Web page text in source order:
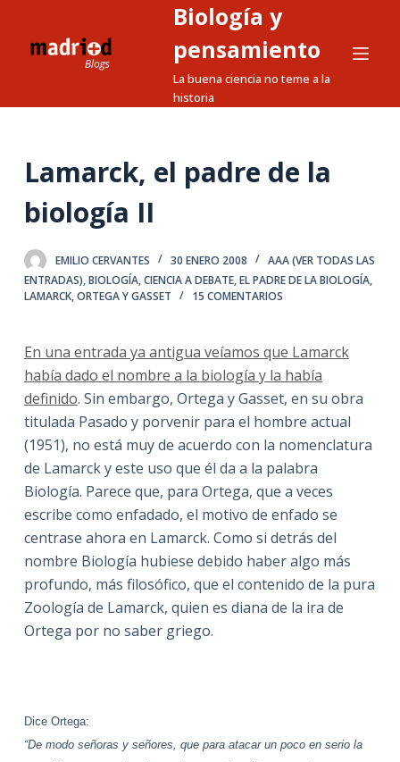
a
n
e
d
o
Biología y
pensamiento
La buena ciencia no teme a la
historia
Lamarck, el padre de la
biología II
EMILIO CERVANTES 30 ENERO 2008
AAA (VER TODAS LAS
ENTRADAS),BIOLOGÍA,CIENCIA A DEBATE,EL PADRE DE LA BIOLOGÍA,
LAMARCK,ORTEGA Y GASSET 15 COMENTARIOS
En una entrada ya antigua veíamos que Lamarck
había dado el nombre a la biología y la había
definido. Sin embargo, Ortega y Gasset, en su obra
titulada Pasado y porvenir para el hombre actual
(1951), no está muy de acuerdo con la nomenclatura
de Lamarck y este uso que él da a la palabra
Biología. Parece que, para Ortega, que a veces
escribe como enfadado, el motivo de enfado se
centrase ahora en Lamarck. Como si detrás del
nombre Biología hubiese debido haber algo más
profundo, más filosófico, que el contenido de la pura
Zoología de Lamarck, quien es diana de la ira de
Ortega por no saber griego.
Dice Ortega:
“De modo señoras y señores, que para atacar un poco en serio la